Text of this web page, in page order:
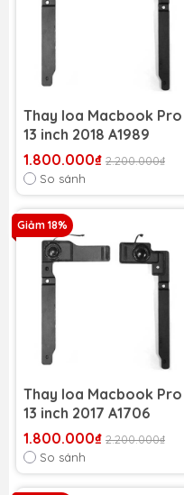
Thay loa Macbook Pro
13 inch 2018 A1989
1.800.000₫ 2.200.000₫
So sánh
Giảm 18%
Thay loa Macbook Pro
13 inch 2017 A1706
1.800.000₫ 2.200.000₫
So sánh